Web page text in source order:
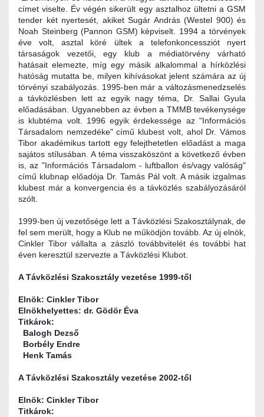
címet viselte. Év végén sikerült egy asztalhoz ültetni a GSM
tender két nyertesét, akiket Sugár András (Westel 900) és
Noah Steinberg (Pannon GSM) képviselt. 1994 a törvények
éve volt, asztal köré ültek a telefonkoncessziót nyert
társaságok vezetői, egy klub a médiatörvény várható
hatásait elemezte, míg egy másik alkalommal a hírközlési
hatóság mutatta be, milyen kihívásokat jelent számára az új
törvényi szabályozás. 1995-ben már a változásmenedzselés
a távközlésben lett az egyik nagy téma, Dr. Sallai Gyula
előadásában. Ugyanebben az évben a TMMB tevékenysége
is klubtéma volt. 1996 egyik érdekessége az "Információs
Társadalom nemzedéke" című klubest volt, ahol Dr. Vámos
Tibor akadémikus tartott egy felejthetetlen előadást a maga
sajátos stílusában. A téma visszaköszönt a következő évben
is, az "Információs Társadalom - luftballon és/vagy valóság"
című klubnap előadója Dr. Tamás Pál volt. A másik izgalmas
klubest már a konvergencia és a távközlés szabályozásáról
szólt.
1999-ben új vezetősége lett a Távközlési Szakosztálynak, de
fel sem merült, hogy a Klub ne működjön tovább. Az új elnök,
Cinkler Tibor vállalta a zászló továbbvitelét és további hat
éven keresztül szervezte a Távközlési Klubot.
A Távközlési Szakosztály vezetése 1999-től
Elnök: Cinkler Tibor
Elnökhelyettes: dr. Gödör Éva
Titkárok:
Balogh Dezső
Borbély Endre
Henk Tamás
A Távközlési Szakosztály vezetése 2002-től
Elnök: Cinkler Tibor
Titkárok: